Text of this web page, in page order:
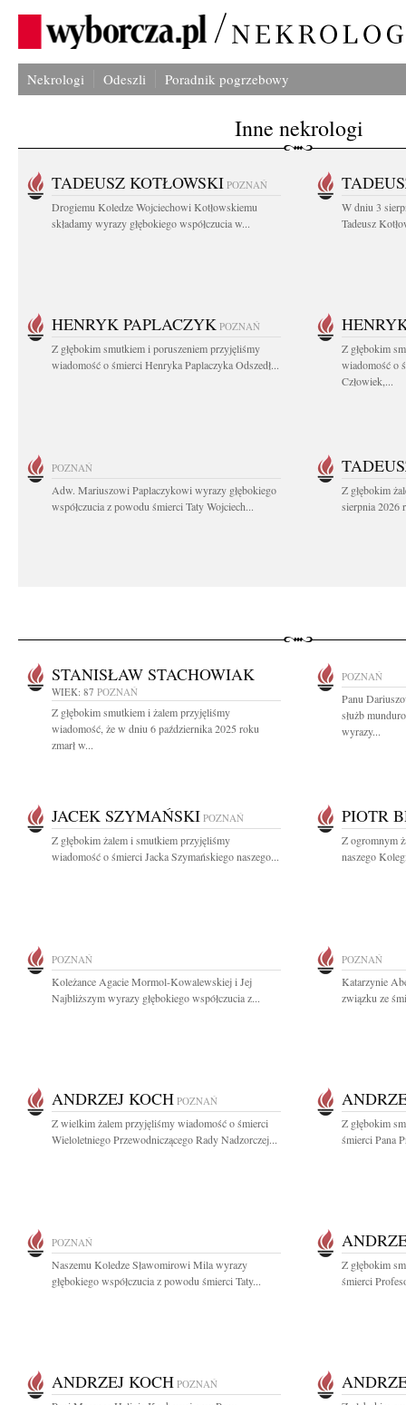
Nekrologi Odeszli Poradnik pogrzebowy
Inne nekrologi
TADEUSZ KOTŁOWSKI POZNAŃ
Drogiemu Koledze Wojciechowi Kotłowskiemu
składamy wyrazy głębokiego współczucia w...
W dniu 3
Tadeusz
HENRYK PAPLACZYK POZNAŃ
Z głębokim smutkiem i poruszeniem przyjęliśmy
wiadomość o śmierci Henryka Paplaczyka Odszedł...
Z głębokim
wiadomość o
Człowiek,...
POZNAŃ
Adw. Mariuszowi Paplaczykowi wyrazy głębokiego
współczucia z powodu śmierci Taty Wojciech...
Z głębokim
sierpnia 2026
STANISŁAW STACHOWIAK
WIEK: 87 POZNAŃ
Z głębokim smutkiem i żalem przyjęliśmy
wiadomość, że w dniu 6 października 2025 roku
zmarł w...
POZNAŃ
Panu
służb
wyrazy...
JACEK SZYMAŃSKI POZNAŃ
Z głębokim żalem i smutkiem przyjęliśmy
wiadomość o śmierci Jacka Szymańskiego naszego...
PIOTR
Z ogromnym
naszego
POZNAŃ
Koleżance Agacie Mormol-Kowalewskiej i Jej
Najbliższym wyrazy głębokiego współczucia z...
POZNAŃ
Katarzynie
związku ze
ANDRZEJ KOCH POZNAŃ
Z wielkim żalem przyjęliśmy wiadomość o śmierci
Wieloletniego Przewodniczącego Rady Nadzorczej...
Z głębokim
śmierci Pana
POZNAŃ
Naszemu Koledze Sławomirowi Mila wyrazy
głębokiego współczucia z powodu śmierci Taty...
Z głębokim
śmierci
ANDRZEJ KOCH POZNAŃ